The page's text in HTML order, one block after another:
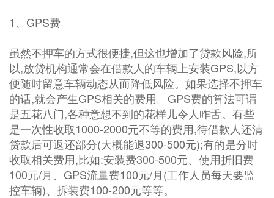
1、GPS费
虽然不押车的方式很便捷,但这也增加了贷款风险,所
以,放贷机构通常会在借款人的车辆上安装GPS,以方
便随时留意车辆动态从而降低风险。如果选择不押车
的话,就会产生GPS相关的费用。GPS费的算法可谓
是五花八门,各种意想不到的花样儿令人咋舌。有些
是一次性收取1000-2000元不等的费用,待借款人还清
贷款后可返还部分(大概能退300-500元);有的是分时
收取相关费用,比如:安装费300-500元、使用折旧费
100元/月、GPS流量费100元/月(工作人员每天要监
控车辆)、拆装费100-200元等等。